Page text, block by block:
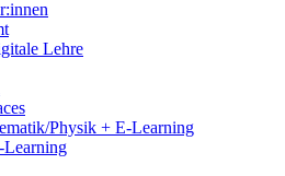
Lehre
Physik + E-Learning
Learning